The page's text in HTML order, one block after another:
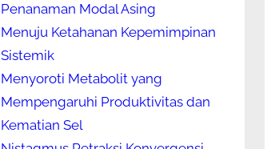
Penanaman Modal Asing
Menuju Ketahanan Kepemimpinan
Sistemik
Menyoroti Metabolit yang
Mempengaruhi Produktivitas dan
Kematian Sel